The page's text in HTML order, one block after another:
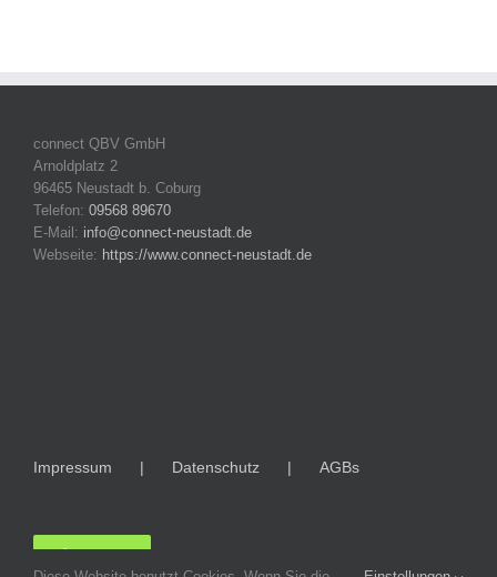
connect QBV GmbH
Arnoldplatz 2
96465 Neustadt b. Coburg
Telefon: 09568 89670
E-Mail: info@connect-neustadt.de
Webseite: https://www.connect-neustadt.de
Impressum Datenschutz AGBs